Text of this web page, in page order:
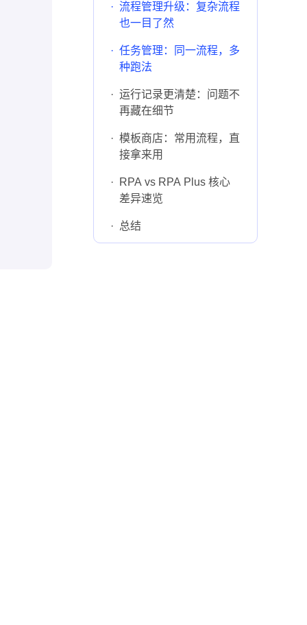
· 流程管理升级：复杂流程
也一目了然
· 任务管理：同一流程，多
种跑法
· 运行记录更清楚：问题不
再藏在细节
· 模板商店：常用流程，直
接拿来用
·
RPA vs RPA Plus 核心
差异速览
· 总结